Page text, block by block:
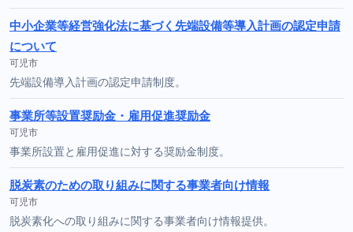
中小企業等経営強化法に基づく先端設備等導入計画の認定申請
について
可児市
先端設備導入計画の認定申請制度。
事業所等設置奨励金・雇用促進奨励金
可児市
事業所設置と雇用促進に対する奨励金制度。
脱炭素のための取り組みに関する事業者向け情報
可児市
脱炭素化への取り組みに関する事業者向け情報提供。